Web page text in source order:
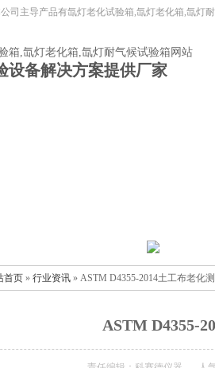
司主导产品有氙灯老化试验箱,氙灯老化箱,氙灯
设备解决方案提供厂家
首页 » 行业资讯 » ASTM D4355-2014土工布老化
ASTM D4355-